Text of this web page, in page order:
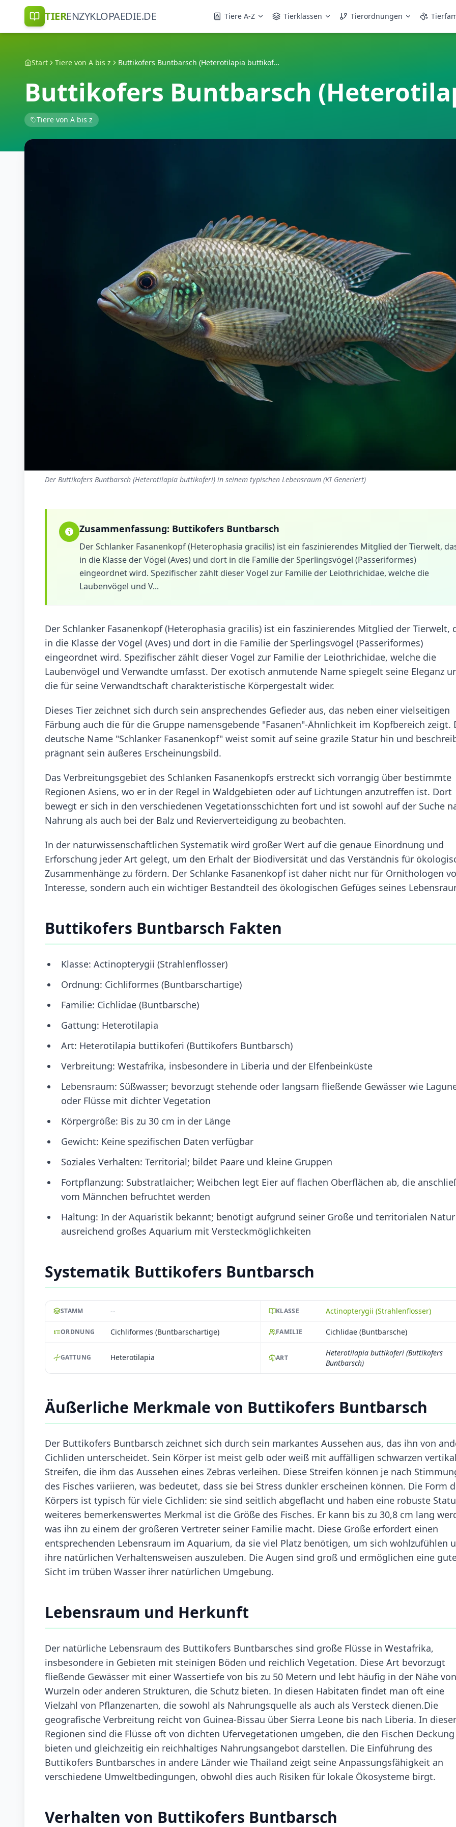
TIERENZYKLOPAEDIE.DE Tiere A-Z Tierklassen Tierordnungen
Start Tiere von A bis z Buttikofers Buntbarsch (Heterotilapia buttikoferi)
Buttikofers Buntbarsch
Tiere von A bis z
Der Buttikofers Buntbarsch (Heterotilapia buttikoferi) in seinem typischen Lebensraum (KI Generiert)
Zusammenfassung: Buttikofers Buntbarsch
Der Schlanker Fasanenkopf (Heterophasia gracilis) ist ein faszinierendes Mitglied der Tierwelt,
in die Klasse der Vögel (Aves) und dort in die Familie der Sperlingsvögel (Passeriformes)
eingeordnet wird. Spezifischer zählt dieser Vogel zur Familie der Leiothrichidae, welche die
Laubenvögel und V...
Der Schlanker Fasanenkopf (Heterophasia gracilis) ist ein faszinierendes Mitglied der Tierwelt,
in die Klasse der Vögel (Aves) und dort in die Familie der Sperlingsvögel (Passeriformes)
eingeordnet wird. Spezifischer zählt dieser Vogel zur Familie der Leiothrichidae, welche die
Laubenvögel und Verwandte umfasst. Der exotisch anmutende Name spiegelt seine Eleganz
die für seine Verwandtschaft charakteristische Körpergestalt wider.
Dieses Tier zeichnet sich durch sein ansprechendes Gefieder aus, das neben einer vielseitigen
Färbung auch die für die Gruppe namensgebende "Fasanen"-Ähnlichkeit im Kopfbereich zeigt.
deutsche Name "Schlanker Fasanenkopf" weist somit auf seine grazile Statur hin und
prägnant sein äußeres Erscheinungsbild.
Das Verbreitungsgebiet des Schlanken Fasanenkopfs erstreckt sich vorrangig über bestimmte
Regionen Asiens, wo er in der Regel in Waldgebieten oder auf Lichtungen anzutreffen ist. Dort
bewegt er sich in den verschiedenen Vegetationsschichten fort und ist sowohl auf der Suche
Nahrung als auch bei der Balz und Revierverteidigung zu beobachten.
In der naturwissenschaftlichen Systematik wird großer Wert auf die genaue Einordnung und
Erforschung jeder Art gelegt, um den Erhalt der Biodiversität und das Verständnis für
Zusammenhänge zu fördern. Der Schlanke Fasanenkopf ist daher nicht nur für Ornithologen
Interesse, sondern auch ein wichtiger Bestandteil des ökologischen Gefüges seines
Buttikofers Buntbarsch Fakten
Klasse: Actinopterygii (Strahlenflosser)
Ordnung: Cichliformes (Buntbarschartige)
Familie: Cichlidae (Buntbarsche)
Gattung: Heterotilapia
Art: Heterotilapia buttikoferi (Buttikofers Buntbarsch)
Verbreitung: Westafrika, insbesondere in Liberia und der Elfenbeinküste
Lebensraum: Süßwasser; bevorzugt stehende oder langsam fließende Gewässer wie
oder Flüsse mit dichter Vegetation
Körpergröße: Bis zu 30 cm in der Länge
Gewicht: Keine spezifischen Daten verfügbar
Soziales Verhalten: Territorial; bildet Paare und kleine Gruppen
Fortpflanzung: Substratlaicher; Weibchen legt Eier auf flachen Oberflächen ab, die
vom Männchen befruchtet werden
Haltung: In der Aquaristik bekannt; benötigt aufgrund seiner Größe und territorialen
ausreichend großes Aquarium mit Versteckmöglichkeiten
Systematik Buttikofers Buntbarsch
STAMM -- KLASSE Actinopterygii (Strahlenflosser)
ORDNUNG Cichliformes (Buntbarschartige) FAMILIE Cichlidae (Buntbarsche)
GATTUNG Heterotilapia ART
Heterotilapia buttikoferi (Buttikofers
Buntbarsch)
Äußerliche Merkmale von Buttikofers Buntbarsch
Der Buttikofers Buntbarsch zeichnet sich durch sein markantes Aussehen aus, das ihn von
Cichliden unterscheidet. Sein Körper ist meist gelb oder weiß mit auffälligen schwarzen
Streifen, die ihm das Aussehen eines Zebras verleihen. Diese Streifen können je nach
des Fisches variieren, was bedeutet, dass sie bei Stress dunkler erscheinen können. Die Form
Körpers ist typisch für viele Cichliden: sie sind seitlich abgeflacht und haben eine robuste
weiteres bemerkenswertes Merkmal ist die Größe des Fisches. Er kann bis zu 30,8 cm lang
was ihn zu einem der größeren Vertreter seiner Familie macht. Diese Größe erfordert einen
entsprechenden Lebensraum im Aquarium, da sie viel Platz benötigen, um sich wohlzufühlen
ihre natürlichen Verhaltensweisen auszuleben. Die Augen sind groß und ermöglichen eine
Sicht im trüben Wasser ihrer natürlichen Umgebung.
Lebensraum und Herkunft
Der natürliche Lebensraum des Buttikofers Buntbarsches sind große Flüsse in Westafrika,
insbesondere in Gebieten mit steinigen Böden und reichlich Vegetation. Diese Art bevorzugt
fließende Gewässer mit einer Wassertiefe von bis zu 50 Metern und lebt häufig in der Nähe von
Wurzeln oder anderen Strukturen, die Schutz bieten. In diesen Habitaten findet man oft eine
Vielzahl von Pflanzenarten, die sowohl als Nahrungsquelle als auch als Versteck dienen.Die
geografische Verbreitung reicht von Guinea-Bissau über Sierra Leone bis nach Liberia. In
Regionen sind die Flüsse oft von dichten Ufervegetationen umgeben, die den Fischen Deckung
bieten und gleichzeitig ein reichhaltiges Nahrungsangebot darstellen. Die Einführung des
Buttikofers Buntbarsches in andere Länder wie Thailand zeigt seine Anpassungsfähigkeit an
verschiedene Umweltbedingungen, obwohl dies auch Risiken für lokale Ökosysteme birgt.
Verhalten von Buttikofers Buntbarsch